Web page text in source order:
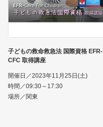
子どもの救命救急法 国際資格 EFR-
CFC 取得講座
開催日／2023年11月25日(土)
時間／09:30～17:30
場所／関東